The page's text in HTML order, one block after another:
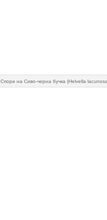
Спори на Сиво-черна бучка (Helvella